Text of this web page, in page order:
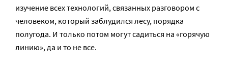
изучение всех технологий, связанных разговором с
человеком, который заблудился лесу, порядка
полугода. И только потом могут садиться на «горячую
линию», да и то не все.